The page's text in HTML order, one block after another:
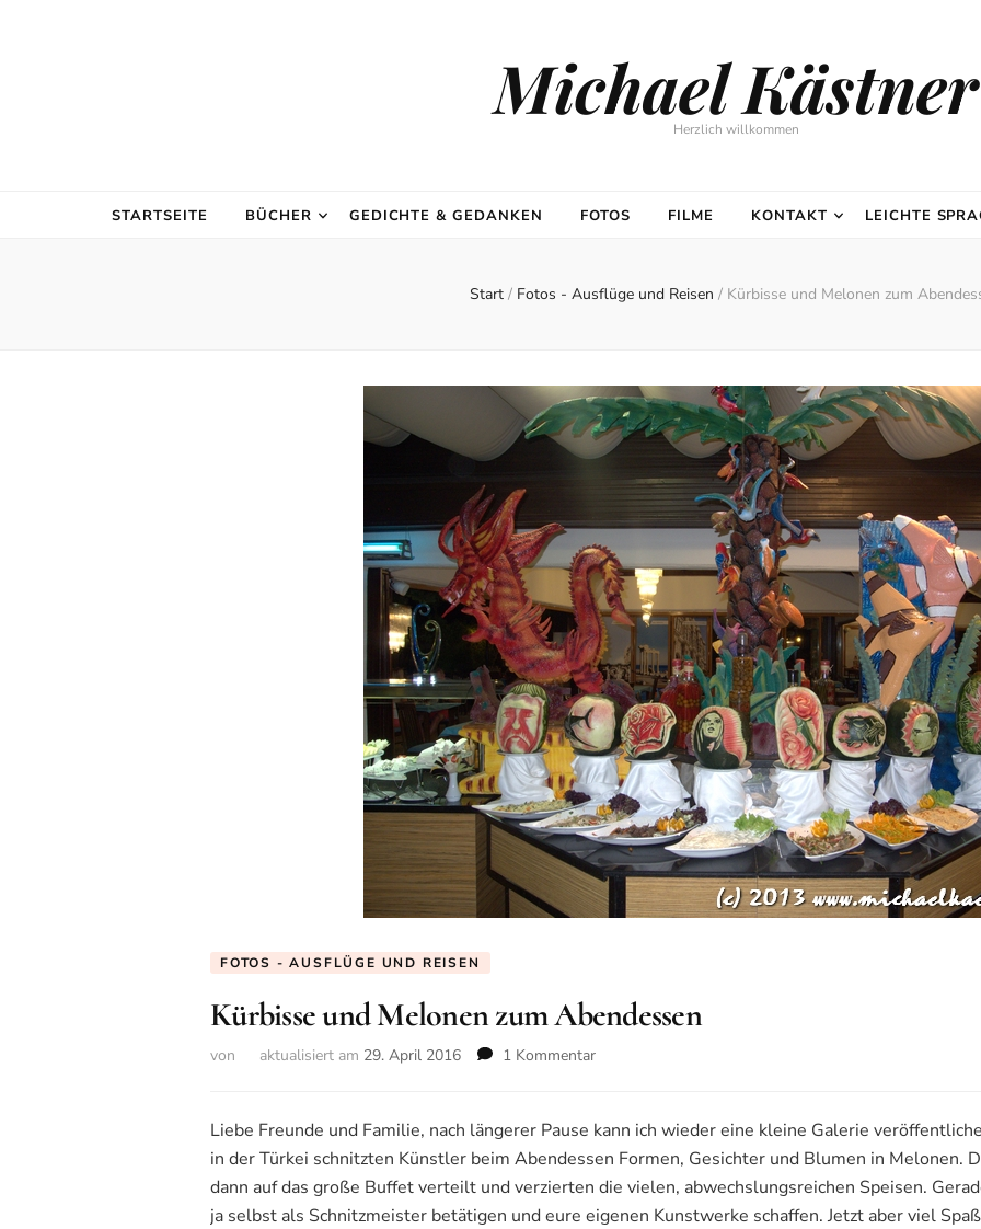
Michael Kästner
Herzlich willkommen
STARTSEITE BÜCHER GEDICHTE & GEDANKEN FOTOS FILME KONTAKT LEICHTE
Start / Fotos - Ausflüge und Reisen / Kürbisse und Melonen zum
FOTOS - AUSFLÜGE UND REISEN
Kürbisse und Melonen zum Abendessen
von aktualisiert am 29. April 2016 1 Kommentarzu
Melonen
Abendessen
Liebe Freunde und Familie, nach längerer Pause kann ich wieder eine kleine Galerie
in der Türkei schnitzten Künstler beim Abendessen Formen, Gesichter und Blumen in Melonen.
dann auf das große Buffet verteilt und verzierten die vielen, abwechslungsreichen Speisen.
ja selbst als Schnitzmeister betätigen und eure eigenen Kunstwerke schaffen. Jetzt aber viel